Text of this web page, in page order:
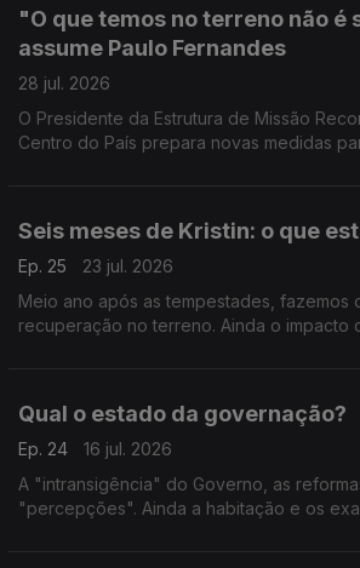
"O que temos no terreno não é
assume Paulo Fernandes
28 jul. 2026
O Presidente da Estrutura de Missão
Centro do País prepara novas medidas
Seis meses de Kristin: o que
Ep. 25
23 jul. 2026
Meio ano após as tempestades, fazemos
recuperação no terreno. Ainda o impacto
Qual o estado da governação?
Ep. 24
16 jul. 2026
A "intransigência" do Governo, as
"percepções". Ainda a habitação e os